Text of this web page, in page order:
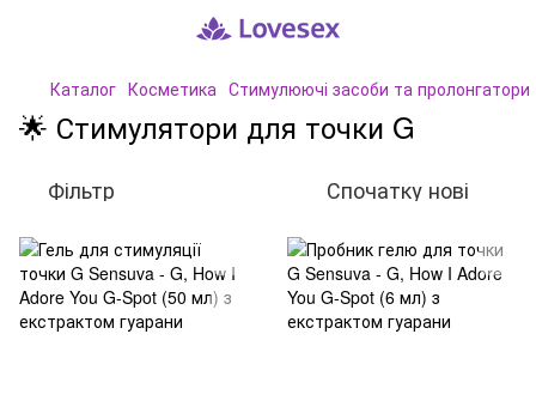
Каталог Косметика Стимулюючі засоби та пролонгатори
🌟 Стимулятори для точки G
Фільтр Спочатку нові